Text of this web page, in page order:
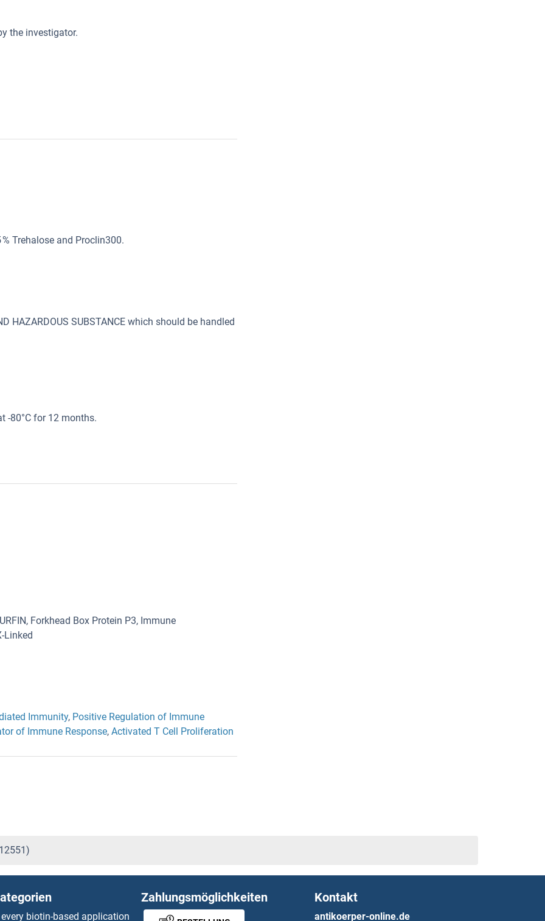
the investigator.
% Trehalose and Proclin300.
HAZARDOUS SUBSTANCE which should be handled
-80°C for 12 months.
Forkhead Box Protein P3, Immune
Linked
Immunity, Positive Regulation of Immune
of Immune Response, Activated T Cell Proliferation
biotin-based application
Zahlungsmöglichkeiten Kontakt
antikoerper-online.de